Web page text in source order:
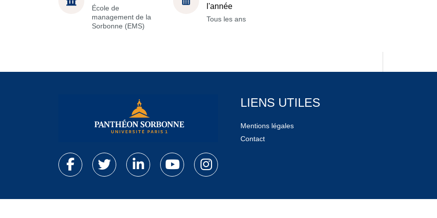
École de
management de la
Sorbonne (EMS)
l'année
Tous les ans
LIENS UTILES
Mentions légales
Contact